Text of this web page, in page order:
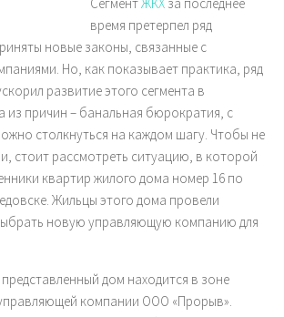
время претерпел ряд
новые законы, связанные с
Но, как показывает практика, ряд
развитие этого сегмента в
из причин – банальная бюрократия, с
столкнуться на каждом шагу. Чтобы не
стоит рассмотреть ситуацию, в которой
квартир жилого дома номер 16 по
Жильцы этого дома провели
новую управляющую компанию для
дом находится в зоне
компании ООО «Прорыв».